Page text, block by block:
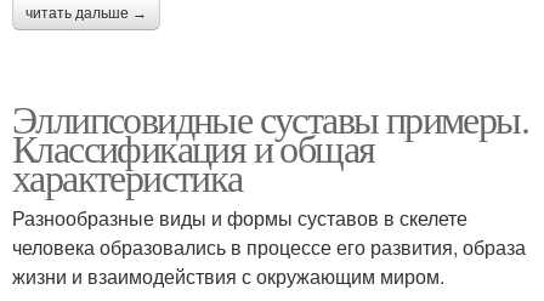
читать дальше →
Эллипсовидные суставы примеры.
Классификация и общая
характеристика
Разнообразные виды и формы суставов в скелете
человека образовались в процессе его развития, образа
жизни и взаимодействия с окружающим миром.